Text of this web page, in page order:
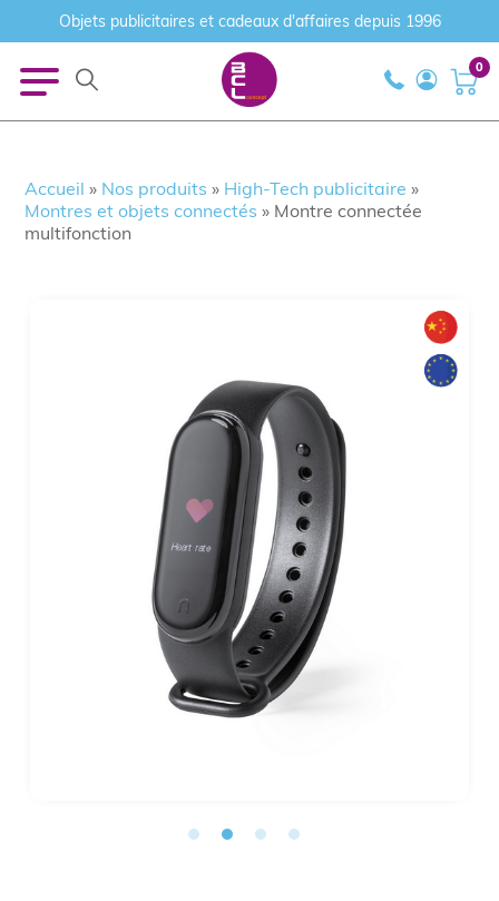
Objets publicitaires et cadeaux d'affaires depuis 1996
0
Accueil » Nos produits » High-Tech publicitaire »
Montres et objets connectés » Montre connectée
multifonction